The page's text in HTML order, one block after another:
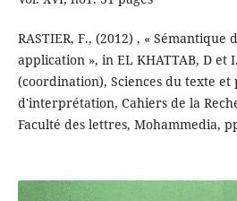
RASTIER, F., (2012) , « Sémantique
application », in EL KHATTAB, D et
(coordination), Sciences du texte et
d'interprétation, Cahiers de la
Faculté des lettres, Mohammedia,